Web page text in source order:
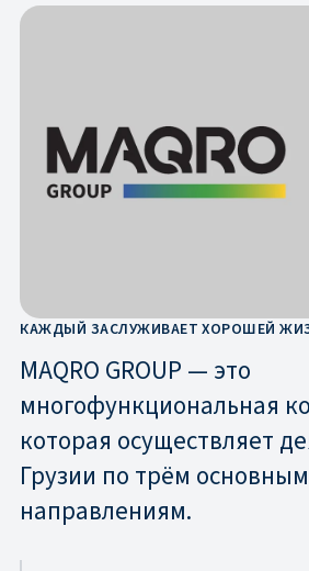
КАЖДЫЙ ЗАСЛУЖИВАЕТ ХОРОШЕЙ
MAQRO GROUP — это
многофункциональная
которая осуществляет
Грузии по трём основным
направлениям.